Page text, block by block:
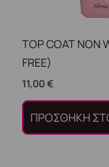
TOP COAT NON
FREE)
11,00€
ΠΡΟΣΘΉΚΗ